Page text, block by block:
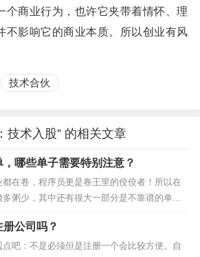
个商业行为，也许它夹带着情怀、理
不影响它的商业本质。所以创业有风
技术合伙
技术入股” 的相关文章
哪些单子需要特别注意？
在卷，程序员更是卷王里的佼佼者！所以在
粥少，其中还有很大一部分是不靠谱的单
注意呢？这里给大家分享一下我这几年来总
公司吗？
吧：不是必须但是注册一个会比较方便。自